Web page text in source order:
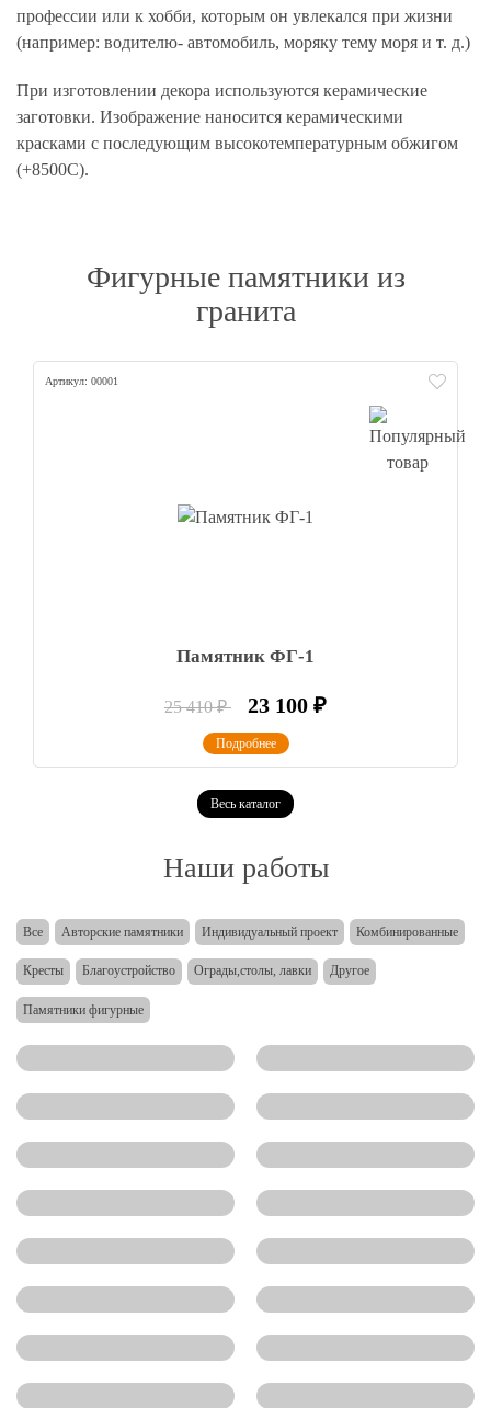
профессии или к хобби, которым он увлекался при жизни
(например: водителю- автомобиль, моряку тему моря и т. д.)
При изготовлении декора используются керамические
заготовки. Изображение наносится керамическими
красками с последующим высокотемпературным обжигом
(+8500С).
Фигурные памятники из
гранита
Артикул: 00001
Памятник ФГ-1
25 410 ₽ 23 100 ₽
Подробнее
Весь каталог
Наши работы
Все Авторские памятники Индивидуальный проект Комбинированные
Кресты Благоустройство Ограды,столы, лавки Другое
Памятники фигурные